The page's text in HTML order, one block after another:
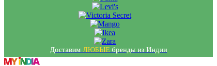
Доставим ЛЮБЫЕ бренды из Индии